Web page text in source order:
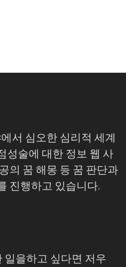
서 심오한 심리적 세계
성술에 대한 정보 웹 사
의 꿈 해몽 등 꿈 판단과
진행하고 있습니다.
일을하고 싶다면 저우